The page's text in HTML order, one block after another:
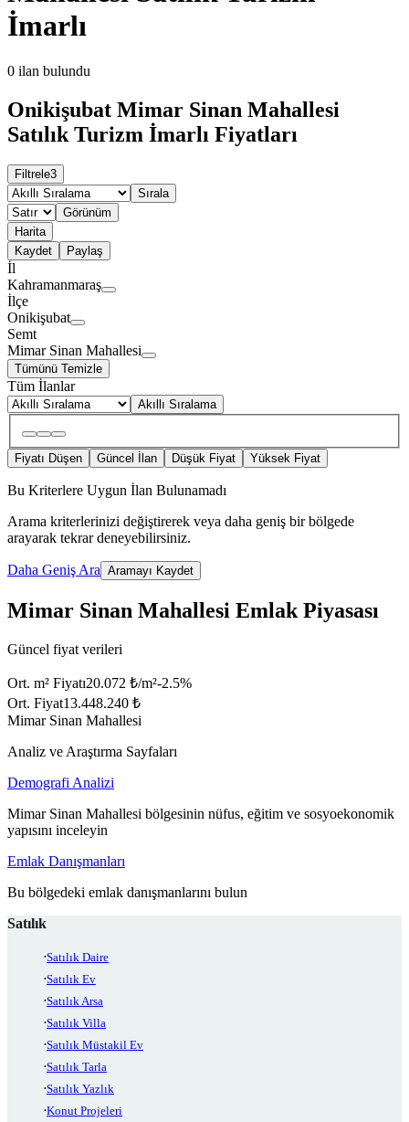
İmarlı
0 ilan bulundu
Onikişubat Mimar Sinan Mahallesi
Satılık Turizm İmarlı Fiyatları
Filtrele3
Sırala
Görünüm
Harita
Kaydet
Paylaş
İl
Kahramanmaraş
İlçe
Onikişubat
Semt
Mimar Sinan Mahallesi
Tümünü Temizle
Tüm İlanlar
Akıllı Sıralama
Fiyatı Düşen Güncel İlan Düşük Fiyat Yüksek Fiyat
Bu Kriterlere Uygun İlan Bulunamadı
Arama kriterlerinizi değiştirerek veya daha geniş bir bölgede
arayarak tekrar deneyebilirsiniz.
Daha Geniş Ara Aramayı Kaydet
Mimar Sinan Mahallesi Emlak Piyasası
Güncel fiyat verileri
Ort. m² Fiyatı20.072 ₺/m²-2.5%
Ort. Fiyat13.448.240 ₺
Mimar Sinan Mahallesi
Analiz ve Araştırma Sayfaları
Demografi Analizi
Mimar Sinan Mahallesi bölgesinin nüfus, eğitim ve sosyoekonomik
yapısını inceleyin
Emlak Danışmanları
Bu bölgedeki emlak danışmanlarını bulun
Satılık
Satılık Daire
Satılık Ev
Satılık Arsa
Satılık Villa
Satılık Müstakil Ev
Satılık Tarla
Satılık Yazlık
Konut Projeleri